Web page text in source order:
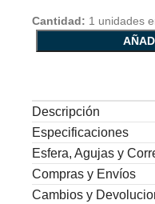
Cantidad: 1 unidades
Descripción
Especificaciones
Esfera, Agujas y
Compras y Envíos
Cambios y